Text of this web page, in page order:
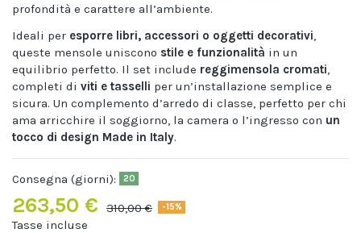
profondità e carattere all’ambiente.
Ideali per esporre libri, accessori o oggetti decorativi,
queste mensole uniscono stile e funzionalità in un
equilibrio perfetto. Il set include reggimensola cromati,
completi di viti e tasselli per un’installazione semplice e
sicura. Un complemento d’arredo di classe, perfetto per chi
ama arricchire il soggiorno, la camera o l’ingresso con un
tocco di design Made in Italy.
Consegna (giorni): 20
263,50 € 310,00 € -15%
Tasse incluse